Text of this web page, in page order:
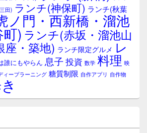
田) ランチ(神保町) ランチ(秋葉
ノ門・西新橋・溜池
) ランチ(赤坂・溜池山
座・築地) ランチ限定グルメ レ
誰にもやらん 息子 投資 数学 料理 映
ィープラーニング 糖質制限 自作アプリ 自作物